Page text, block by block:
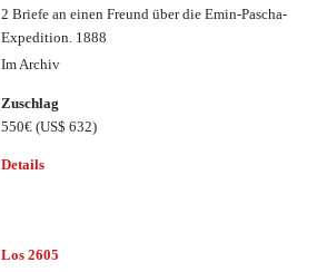
2 Briefe an einen Freund über die Emin-Pascha-
Expedition. 1888
Im Archiv
Zuschlag
550€(US$ 632)
Details
Los 2605